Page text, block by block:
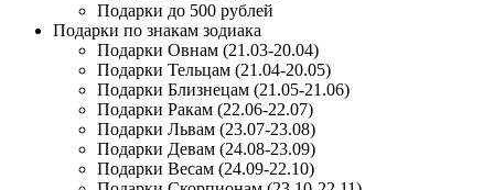
Подарки до 500 рублей
Подарки по знакам зодиака
Подарки Овнам (21.03-20.04)
Подарки Тельцам (21.04-20.05)
Подарки Близнецам (21.05-21.06)
Подарки Ракам (22.06-22.07)
Подарки Львам (23.07-23.08)
Подарки Девам (24.08-23.09)
Подарки Весам (24.09-22.10)